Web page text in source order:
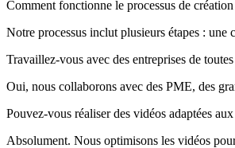
Comment fonctionne le processus de
Notre processus inclut plusieurs étapes :
Travaillez-vous avec des entreprises de
Oui, nous collaborons avec des PME, des
Pouvez-vous réaliser des vidéos adaptées
Absolument. Nous optimisons les vidéos